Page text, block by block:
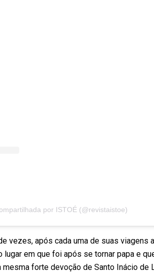
por ISTOÉ (@revistaistoe)
vezes, após cada uma de suas
lugar em que foi após se tornar papa e
mesma forte devoção de Santo Inácio de